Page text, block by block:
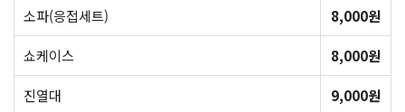
소파(응접세트)
8,000원
쇼케이스
8,000원
진열대
9,000원